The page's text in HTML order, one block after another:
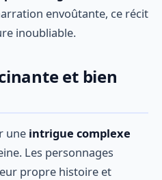
envoûtante, ce récit
inoubliable.
et bien
une intrigue complexe
Les personnages
propre histoire et